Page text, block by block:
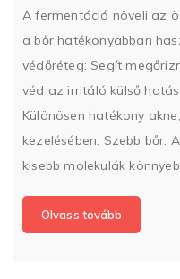
A fermentáció növeli az
a bőr hatékonyabban
védőréteg: Segít
véd az irritáló külső
Különösen hatékony
kezelésében. Szebb bőr:
kisebb molekulák
Olvass tovább